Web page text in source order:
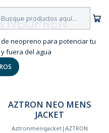
NEOPREN
neopreno para potenciar tu
fuera del agua
AZTRON NEO MENS
JACKET
Aztronmensjacket| AZTRON